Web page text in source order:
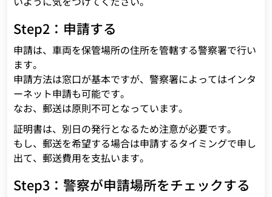
Step2：申請する
申請は、車両を保管場所の住所を管轄する警察署で行い
ます。
申請方法は窓口が基本ですが、警察署によってはインタ
ーネット申請も可能です。
なお、郵送は原則不可となっています。
証明書は、別日の発行となるため注意が必要です。
もし、郵送を希望する場合は申請するタイミングで申し
出て、郵送費用を支払います。
Step3：警察が申請場所をチェックする